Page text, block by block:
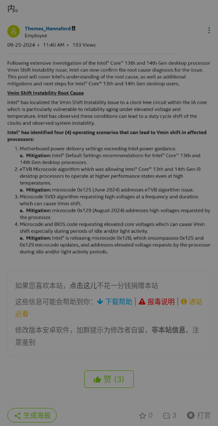
内。
如果您喜欢本站， 点击这儿不花一分钱捐赠本站
这些信息可能会帮助到你：
下载帮助 报毒说明
进站
必看
修改版本安卓软件，加群提示为修改者自留， 非本站信息，注
意鉴别
赞 (3)
0 3 打赏
生成海报